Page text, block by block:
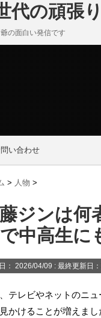
代の頑張
の面白い発信です
い合わせ
> 人物 >
ジンは何
中高生に
： 2026/04/09 : 最終更新日
テレビやネットのニ
かけることが増えまし